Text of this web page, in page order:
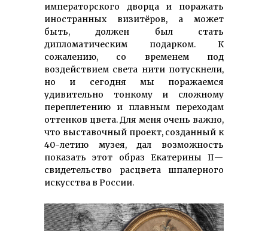
императорского дворца и поражать
иностранных визитёров, а может
быть, должен был стать
дипломатическим подарком. К
сожалению, со временем под
воздействием света нити потускнели,
но и сегодня мы поражаемся
удивительно тонкому и сложному
переплетению и плавным переходам
оттенков цвета. Для меня очень важно,
что выставочный проект, созданный к
40-летию музея, дал возможность
показать этот образ Екатерины II —
свидетельство расцвета шпалерного
искусства в России.